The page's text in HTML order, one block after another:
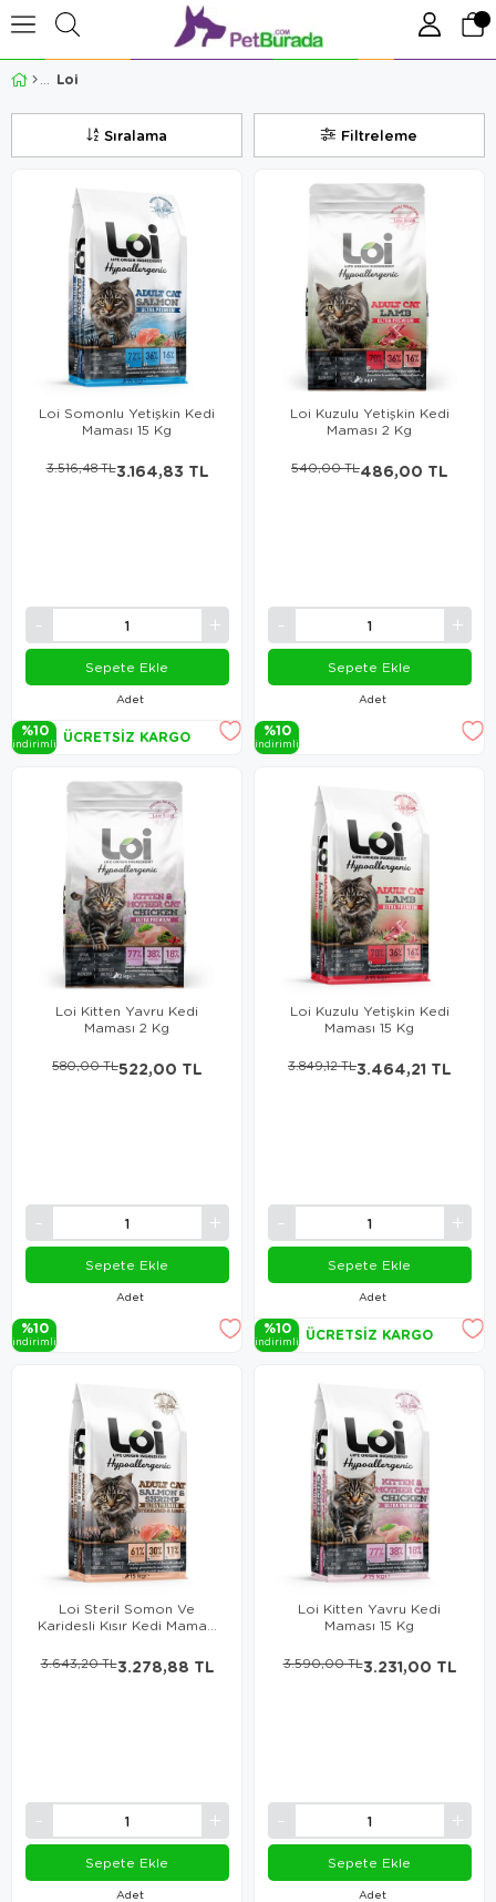
Loi
Filtreleme
Sıralama
Loi Somonlu Yetişkin Kedi
Maması 15 Kg
Adet
3.164,83 TL
3.516,48 TL
Sepete Ekle
%10
i̇ndi̇ri̇mli̇ ÜCRETSIZ KARGO
Loi Kuzulu Yetişkin Kedi
Maması 2 Kg
Adet
486,00 TL
540,00 TL
Sepete Ekle
%10
i̇ndi̇ri̇mli̇
Loi Kitten Yavru Kedi
Maması 2 Kg
Adet
522,00 TL
580,00 TL
Sepete Ekle
%10
i̇ndi̇ri̇mli̇
Loi Kuzulu Yetişkin Kedi
Maması 15 Kg
Adet
3.464,21 TL
3.849,12 TL
Sepete Ekle
%10
i̇ndi̇ri̇mli̇ ÜCRETSIZ KARGO
Loi Steril Somon Ve
Karidesli Kısır Kedi Maması
Adet
3.278,88 TL
3.643,20 TL
Sepete Ekle
Loi Kitten Yavru Kedi
Maması 15 Kg
Adet
3.231,00 TL
3.590,00 TL
Sepete Ekle